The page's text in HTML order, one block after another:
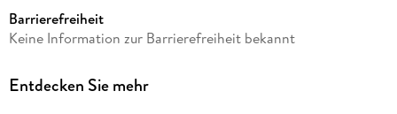
Autor/Autorin
Verlag/Hersteller
Barrierefreiheit
Keine Information zur Barrierefreiheit bekannt
Entdecken Sie mehr